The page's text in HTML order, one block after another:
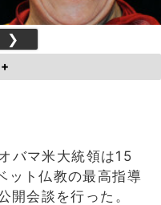
❯
バマ米大統領は15
ット仏教の最高指導
開会談を行った。